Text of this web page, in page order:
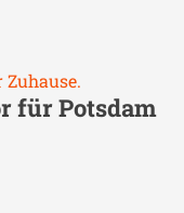
fürPotsdam